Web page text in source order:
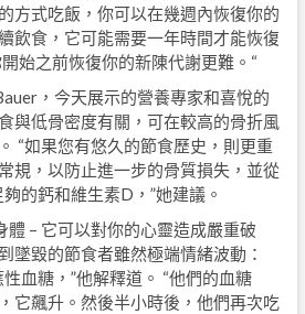
方式吃飯，你可以在幾週內恢復你的
飲食，它可能需要一年時間才能恢復
始之前恢復你的新陳代謝更難。“
，今天展示的營養專家和喜悅的
與低骨密度有關，可在較高的骨折風
“如果您有悠久的節食歷史，則更重
規，以防止進一步的骨質損失，並從
的鈣和維生素D，”她建議。
– 它可以對你的心靈造成嚴重破
墜毀的節食者雖然極端情緒波動：
血糖，”他解釋道。 “他們的血糖
它飆升。然後半小時後，他們再次吃